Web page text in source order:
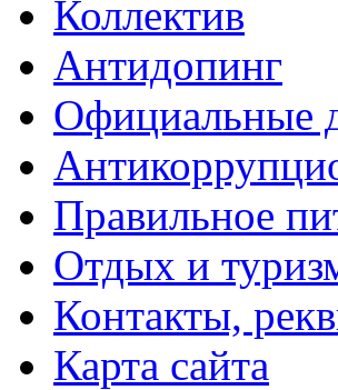
Коллектив
Антидопинг
Официальные
Правильное
Отдых и
Контакты,
Карта сайта